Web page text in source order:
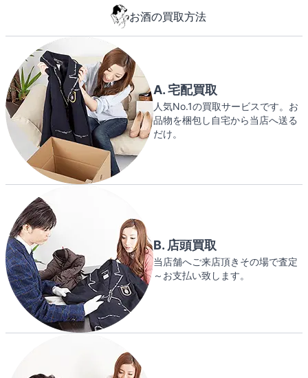
お酒の買取方法
A. 宅配買取
人気No.1の買取サービスです。お
品物を梱包し自宅から当店へ送る
だけ。
B. 店頭買取
当店舗へご来店頂きその場で査定
～お支払い致します。